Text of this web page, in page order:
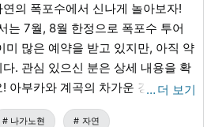
의 폭포수에서 신나게 놀아보자!
는 7월, 8월 한정으로 폭포수 투어
미 많은 예약을 받고 있지만, 아직 약
. 관심 있으신 분은 상세 내용을 확
아부카와 계곡의 차가운 강물에서
… 더 보기
나가노현 자연